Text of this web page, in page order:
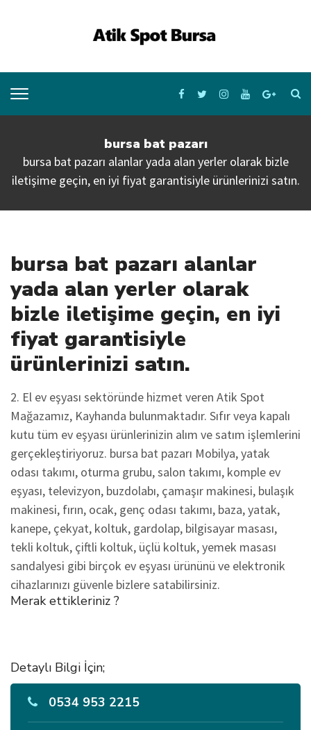
bursa bat pazarı
bursa bat pazarı alanlar yada alan yerler olarak bizle
iletişime geçin, en iyi fiyat garantisiyle ürünlerinizi satın.
bursa bat pazarı alanlar
yada alan yerler olarak
bizle iletişime geçin, en iyi
fiyat garantisiyle
ürünlerinizi satın.
2. El ev eşyası sektöründe hizmet veren Atik Spot
Mağazamız, Kayhanda bulunmaktadır. Sıfır veya kapalı
kutu tüm ev eşyası ürünlerinizin alım ve satım işlemlerini
gerçekleştiriyoruz. bursa bat pazarı Mobilya, yatak
odası takımı, oturma grubu, salon takımı, komple ev
eşyası, televizyon, buzdolabı, çamaşır makinesi, bulaşık
makinesi, fırın, ocak, genç odası takımı, baza, yatak,
kanepe, çekyat, koltuk, gardolap, bilgisayar masası,
tekli koltuk, çiftli koltuk, üçlü koltuk, yemek masası
sandalyesi gibi birçok ev eşyası ürününü ve elektronik
cihazlarınızı güvenle bizlere satabilirsiniz.
Merak ettikleriniz ?
Detaylı Bilgi İçin;
0534 953 2215